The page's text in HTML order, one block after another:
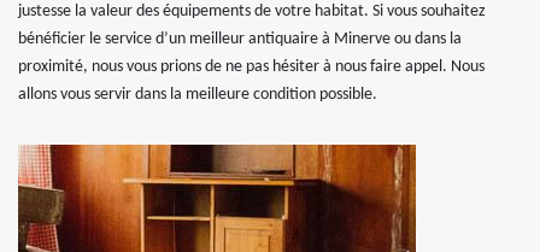
justesse la valeur des équipements de votre habitat. Si vous souhaitez
bénéficier le service d’un meilleur antiquaire à Minerve ou dans la
proximité, nous vous prions de ne pas hésiter à nous faire appel. Nous
allons vous servir dans la meilleure condition possible.